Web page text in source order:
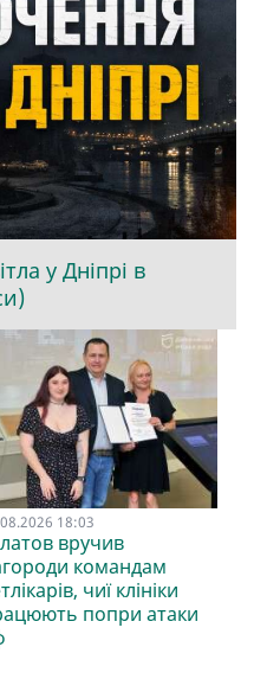
у Дніпрі в
18:03
вручив
командам
чиї клініки
попри атаки